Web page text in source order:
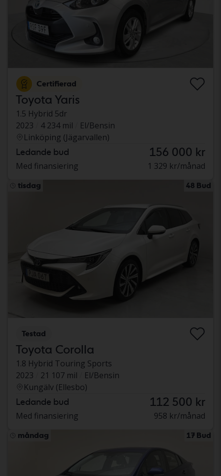
Certifierad
Toyota Yaris
1.5 Hybrid 5dr
2023
4 234 mil
El/Bensin
Linköping (Jägarvallen)
Ledande bud 156 000 kr
Med finansiering 1 329 kr/månad
tisdag 48 Bud
Testad
Toyota Corolla
1.8 Hybrid Touring Sports
2023
21 107 mil
El/Bensin
Kungälv (Ellesbo)
Ledande bud 112 500 kr
Med finansiering 958 kr/månad
måndag 17 Bud